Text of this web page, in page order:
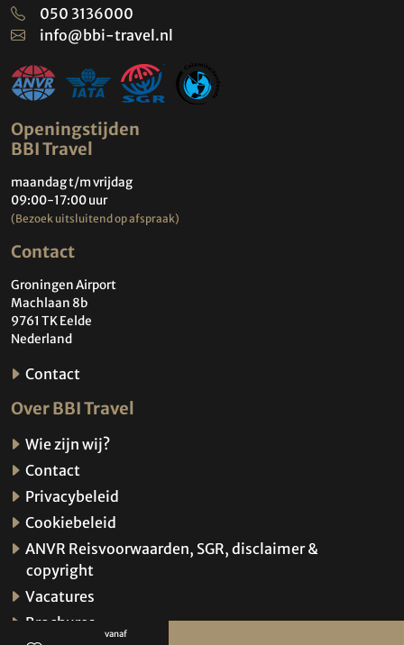
vanaf
050 3136000
info@bbi-travel.nl
Openingstijden
BBI Travel
maandag t/m vrijdag
09:00-17:00 uur
(Bezoek uitsluitend op afspraak)
Contact
Groningen Airport
Machlaan 8b
9761 TK Eelde
Nederland
Contact
Over BBI Travel
Wie zijn wij?
Contact
Privacybeleid
Cookiebeleid
ANVR Reisvoorwaarden, SGR, disclaimer &
copyright
Vacatures
Brochures